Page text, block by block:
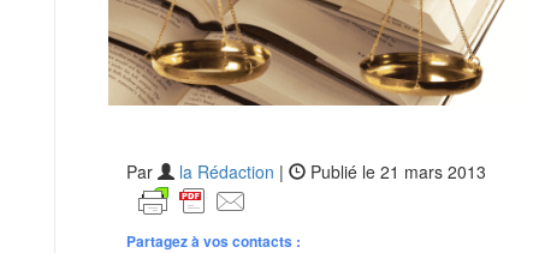
Par la Rédaction | Publié le 21 mars 2013
Partagez à vos contacts :